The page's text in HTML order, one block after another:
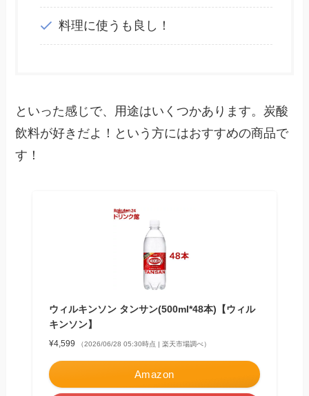
料理に使うも良し！
といった感じで、用途はいくつかあります。炭酸
飲料が好きだよ！という方にはおすすめの商品で
す！
ウィルキンソン タンサン(500ml*48本)【ウィル
キンソン】
¥4,599 （2026/06/28 05:30時点 | 楽天市場調べ）
Amazon